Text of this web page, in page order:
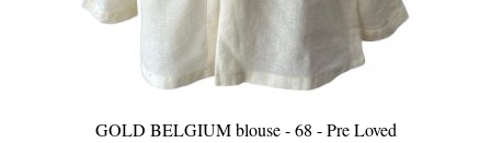
GOLD BELGIUM blouse - 68 - Pre Loved